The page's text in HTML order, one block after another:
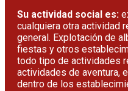
Su actividad social es:
cualquiera otra actividad
general. Explotación de
fiestas y otros
todo tipo de actividades
actividades de aventura,
dentro de los